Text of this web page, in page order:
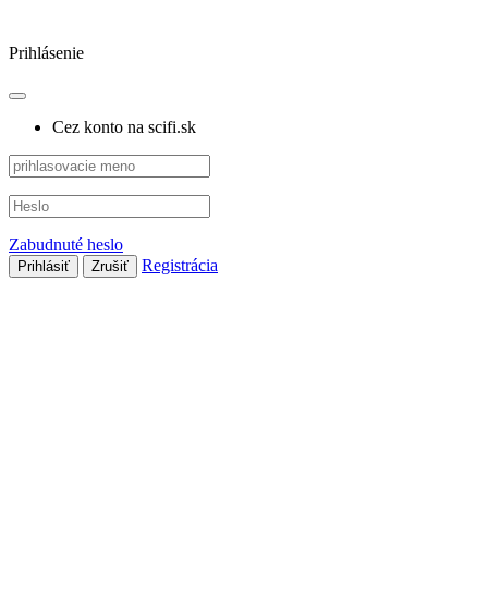
Prihlásenie
Cez konto na scifi.sk
Zabudnuté heslo
Prihlásiť Zrušiť Registrácia